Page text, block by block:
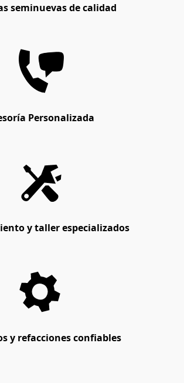
seminuevas de calidad
Personalizada
y taller especializados
y refacciones confiables